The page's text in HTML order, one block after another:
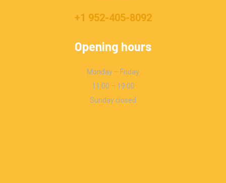
+1 952-405-8092
Opening hours
Monday – Friday
11:00 – 19:00
Sunday closed